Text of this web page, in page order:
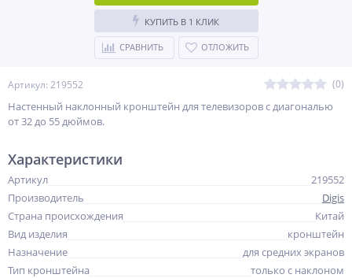
Артикул: 219552 (0)
Настенный наклонный кронштейн для телевизоров с диагональю
от 32 до 55 дюймов.
КУПИТЬ В 1 КЛИК
СРАВНИТЬ ОТЛОЖИТЬ
Характеристики
Артикул
219552
Производитель
Digis
Страна происхождения
Китай
Вид изделия
кронштейн
Назначение
для средних экранов
Тип кронштейна
только с наклоном